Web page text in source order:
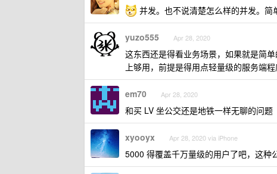
并发。也不说清楚怎么样的并发。
yuzo555 Apr 28, 2020
这东西还是得看业务场景，如果就是简
上够用，前提是得用点轻量级的服务端
em70 Apr 28, 2020
和买 LV 坐公交还是地铁一样无聊的问题
xyooyx Apr 28, 2020 via iPhone
5000 得覆盖千万量级的用户了吧，这种